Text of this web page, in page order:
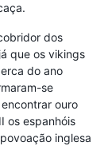
dos
que os vikings
do ano
se
ouro
os espanhóis
inglesa